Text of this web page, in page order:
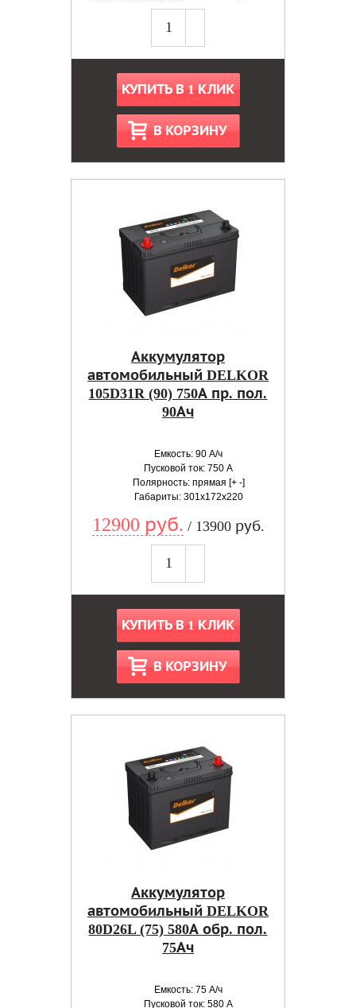
КУПИТЬ В 1 КЛИК
В КОРЗИНУ
Аккумулятор
автомобильный DELKOR
105D31R (90) 750А пр. пол.
90Ач
Емкость: 90 А/ч
Пусковой ток: 750 А
Полярность: прямая [+ -]
Габариты: 301x172x220
12900 руб. / 13900 руб.
КУПИТЬ В 1 КЛИК
В КОРЗИНУ
Аккумулятор
автомобильный DELKOR
80D26L (75) 580А обр. пол.
75Ач
Емкость: 75 А/ч
Пусковой ток: 580 А